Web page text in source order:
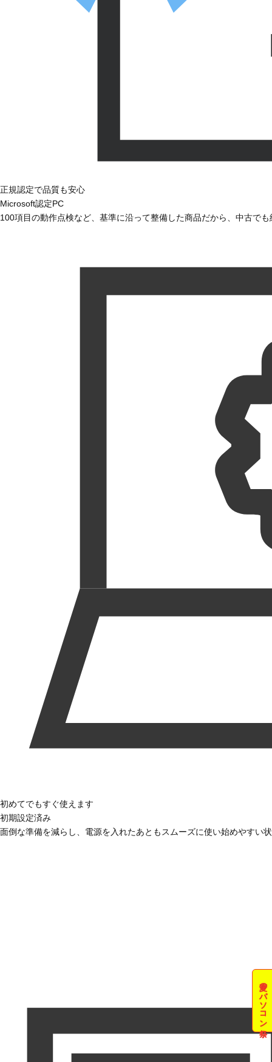
夏のパソコン祭
正規認定で品質も安心
Microsoft認定PC
100項目の動作点検など、基準に沿って整備した商品だから、中古で
初めてでもすぐ使えます
初期設定済み
面倒な準備を減らし、電源を入れたあともスムーズに使い始めやすい